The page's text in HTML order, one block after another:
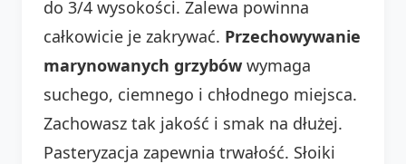
do 3/4 wysokości. Zalewa powinna
całkowicie je zakrywać. Przechowywanie
marynowanych grzybów wymaga
suchego, ciemnego i chłodnego miejsca.
Zachowasz tak jakość i smak na dłużej.
Pasteryzacja zapewnia trwałość. Słoiki